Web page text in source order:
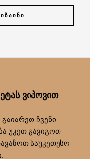
ᲕᲘᲞᲝᲕᲘᲗ
ჩვენი
უკეთ გავიგოთ
საუკეთესო